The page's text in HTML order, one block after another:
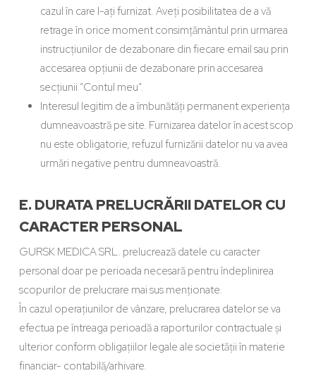
cazul în care l-ați furnizat. Aveți posibilitatea de a vă
retrage în orice moment consimțământul prin urmarea
instrucțiunilor de dezabonare din fiecare email sau prin
accesarea opțiunii de dezabonare prin accesarea
secțiunii ”Contul meu”.
Interesul legitim de a îmbunătăți permanent experiența
dumneavoastră pe site. Furnizarea datelor în acest scop
nu este obligatorie, refuzul furnizării datelor nu va avea
urmări negative pentru dumneavoastră.
E. DURATA PRELUCRĂRII DATELOR CU
CARACTER PERSONAL
GURSK MEDICA SRL. prelucrează datele cu caracter
personal doar pe perioada necesară pentru îndeplinirea
scopurilor de prelucrare mai sus menționate.
În cazul operațiunilor de vânzare, prelucrarea datelor se va
efectua pe întreaga perioadă a raporturilor contractuale și
ulterior conform obligațiilor legale ale societății în materie
financiar- contabilă/arhivare.